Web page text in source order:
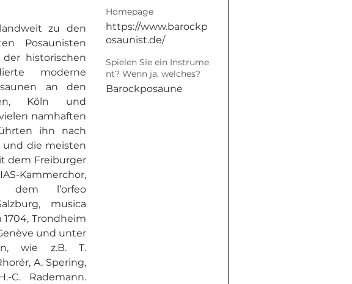
zu den
Posaunisten
historischen
moderne
an den
Köln und
namhaften
ihn nach
und die meisten
dem Freiburger
Kammerchor,
dem l’orfeo
musica
1704, Trondheim
und unter
wie z.B. T.
A. Spering,
C. Rademann.
Homepage
https://www.barockp
osaunist.de/
Spielen Sie ein Instrume
nt? Wenn ja, welches?
Barockposaune